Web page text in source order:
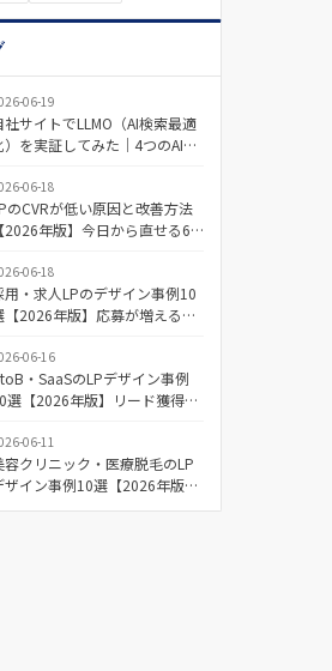
06-19
社サイトでLLMO（AI検索最適
）を実証してみた｜4つのAIで
」を分けた差とは
06-18
のCVRが低い原因と改善方法
【2026年版】今日から直せる6
06-18
用・求人LPのデザイン事例10
【2026年版】応募が増える構
06-16
・SaaSのLPデザイン事例
選【2026年版】リード獲得に
06-11
容クリニック・医療脱毛のLP
ザイン事例10選【2026年版】
果につながる配色と構成の傾